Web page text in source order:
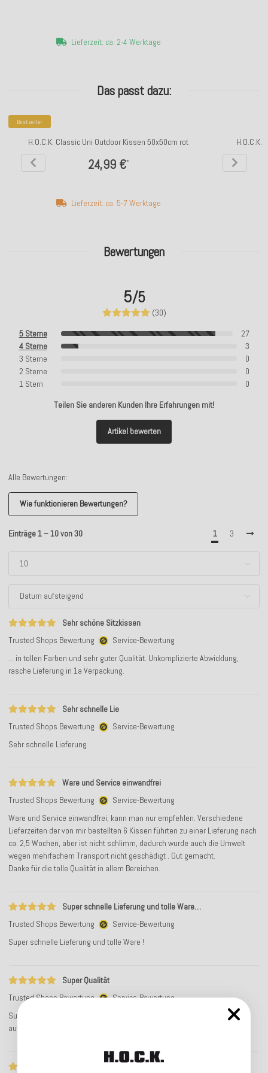
Bewertungen
5/5
(30)
5 Sterne
27
4 Sterne
3
3 Sterne
0
2 Sterne
0
1 Stern
0
Teilen Sie anderen Kunden Ihre Erfahrungen mit!
Artikel bewerten
Alle Bewertungen:
Wie funktionieren Bewertungen?
Einträge 1 – 10 von 30 1 3
Sehr schöne Sitzkissen
Trusted Shops Bewertung
Service-Bewertung
... in tollen Farben und sehr guter Qualität. Unkomplizierte Abwicklung,
rasche Lieferung in 1a Verpackung.
Sehr schnelle Lie
Trusted Shops Bewertung
Service-Bewertung
Sehr schnelle Lieferung
Ware und Service einwandfrei
Trusted Shops Bewertung
Service-Bewertung
Ware und Service einwandfrei, kann man nur empfehlen. Verschiedene
Lieferzeiten der von mir bestellten 6 Kissen führten zu einer Lieferung nach
ca. 2,5 Wochen, aber ist nicht schlimm, dadurch wurde auch die Umwelt
wegen mehrfachem Transport nicht geschädigt . Gut gemacht.
Danke für die tolle Qualität in allem Bereichen.
Super schnelle Lieferung und tolle Ware…
Trusted Shops Bewertung
Service-Bewertung
Super schnelle Lieferung und tolle Ware !
Super Qualität
Trusted Shops Bewertung
Service-Bewertung
Super Qualität, wie auf den Bilder abgebildet. Schnelle Lieferung.Werden
auf jeden Fall wieder bestellen.
Qualität und Kommunikation.
Lieferzeit: ca. 2-4 Werktage
Das passt dazu:
Bestseller
H.O.C.K. Classic Uni Outdoor Kissen 50x50cm rot
24,99 €*
Lieferzeit: ca. 5-7 Werktage
H.O.C.K.